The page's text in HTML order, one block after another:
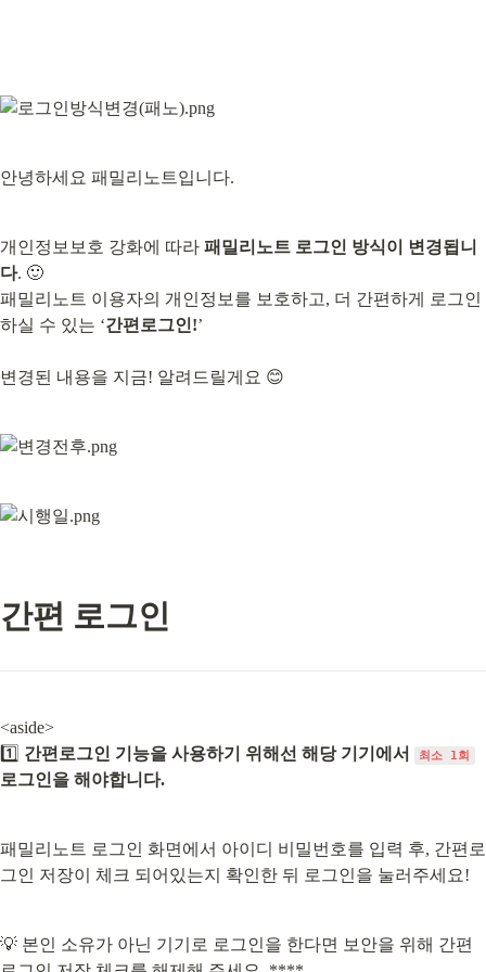
안녕하세요 패밀리노트입니다.
개인정보보호 강화에 따라 패밀리노트 로그인 방식이 변경됩니
다. 🙂
패밀리노트 이용자의 개인정보를 보호하고, 더 간편하게 로그인
하실 수 있는 ‘간편로그인!’
변경된 내용을 지금! 알려드릴게요 😊
간편 로그인
<aside>
1️⃣ 간편로그인 기능을 사용하기 위해선 해당 기기에서 최소 1회
로그인을 해야합니다.
패밀리노트 로그인 화면에서 아이디 비밀번호를 입력 후, 간편로
그인 저장이 체크 되어있는지 확인한 뒤 로그인을 눌러주세요!
💡 본인 소유가 아닌 기기로 로그인을 한다면 보안을 위해 간편